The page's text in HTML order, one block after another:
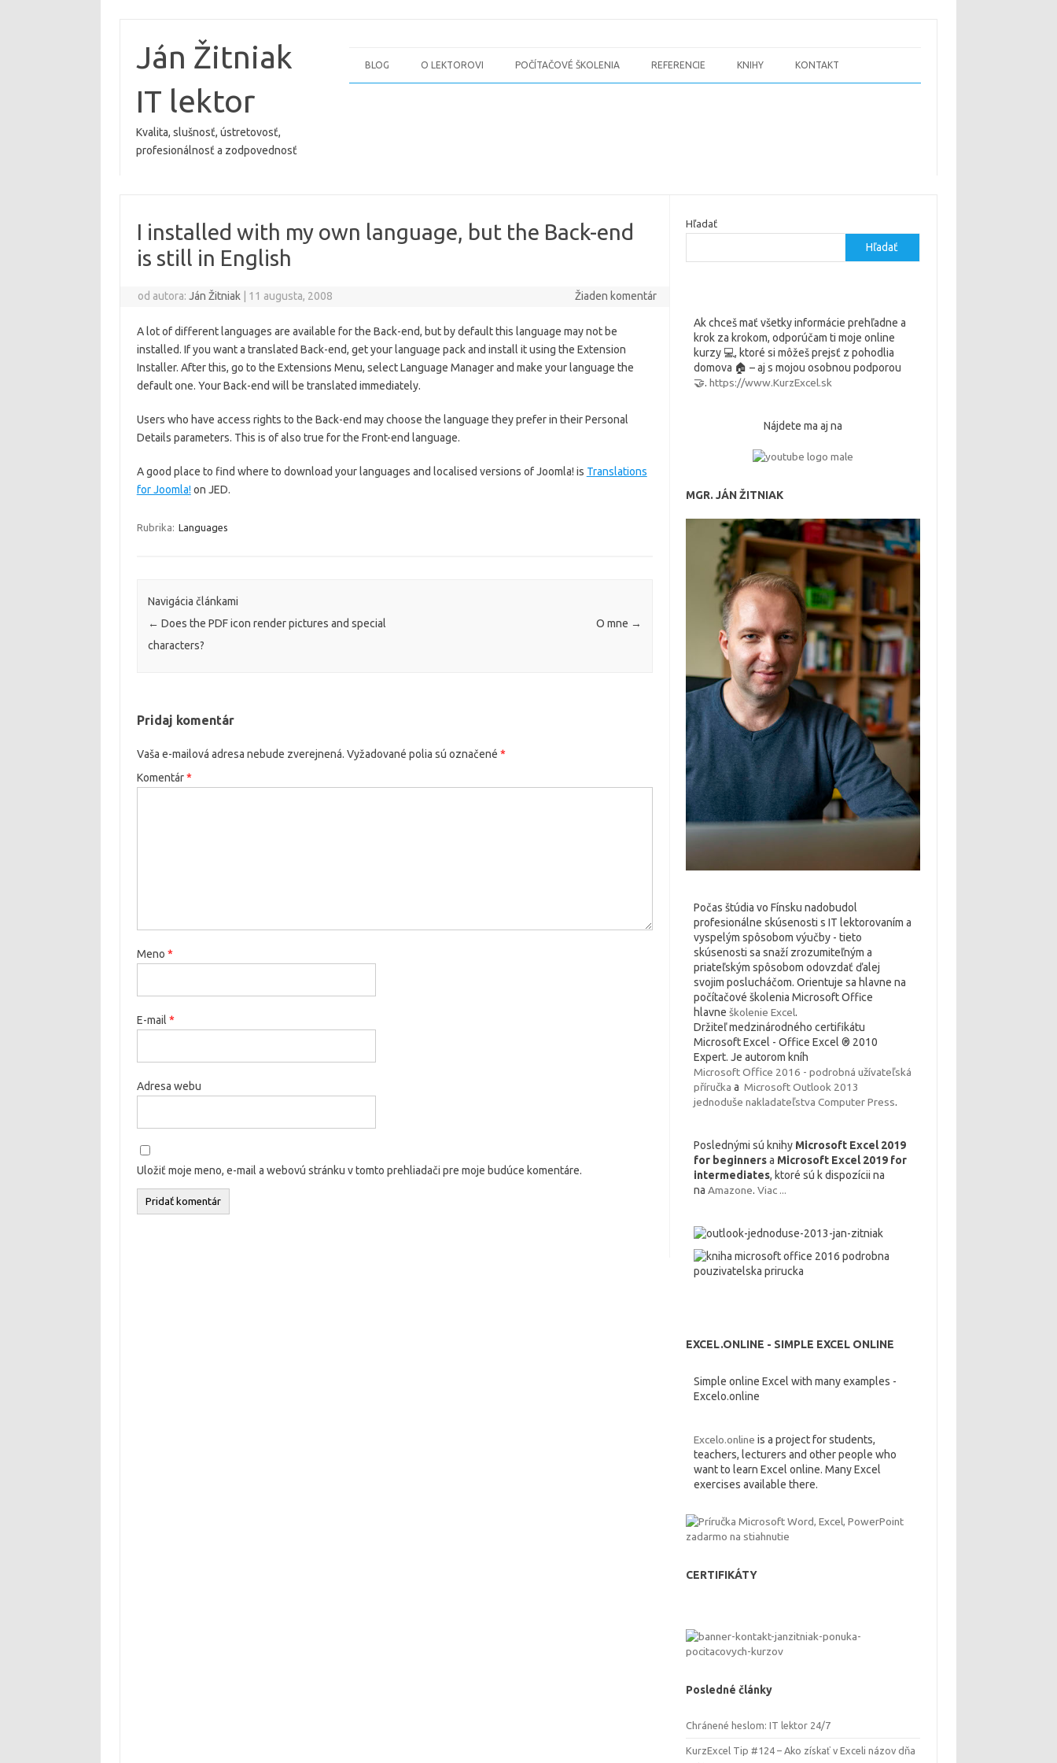
obsahJán Žitniak
IT lektor
Kvalita, slušnosť, ústretovosť,
profesionálnosť a zodpovednosť
BLOG O LEKTOROVI POČÍTAČOVÉ ŠKOLENIA REFERENCIE KNIHY KONTAKT
I installed with my own language, but the Back-end
is still in English
od autora:Ján Žitniak 11 augusta, 2008 Žiaden komentár
A lot of different languages are available for the Back-end, but by default this language may not be
installed. If you want a translated Back-end, get your language pack and install it using the Extension
Installer. After this, go to the Extensions Menu, select Language Manager and make your language the
default one. Your Back-end will be translated immediately.
Users who have access rights to the Back-end may choose the language they prefer in their Personal
Details parameters. This is of also true for the Front-end language.
A good place to find where to download your languages and localised versions of Joomla! is Translations
for Joomla! on JED.
Rubrika: Languages
Navigácia článkami
← Does the PDF icon render pictures and special
characters?
O mne →
Pridaj komentár
Vaša e-mailová adresa nebude zverejnená. Vyžadované polia sú označené *
Komentár*
Meno *
E-mail *
Adresa webu
Uložiť moje meno, e-mail a webovú stránku v tomto prehliadači pre moje budúce komentáre.
Hľadať
Hľadať
Ak chceš mať všetky informácie prehľadne a
krok za krokom, odporúčam ti moje online
kurzy 💻, ktoré si môžeš prejsť z pohodlia
domova 🏠 – aj s mojou osobnou podporou
🤝.https://www.KurzExcel.sk
Nájdete ma aj na
MGR. JÁN ŽITNIAK
Počas štúdia vo Fínsku nadobudol
profesionálne skúsenosti s IT lektorovaním a
vyspelým spôsobom výučby - tieto
skúsenosti sa snaží zrozumiteľným a
priateľským spôsobom odovzdať ďalej
svojim poslucháčom. Orientuje sa hlavne na
počítačové školenia Microsoft Office
hlavneškolenie Excel.
Držiteľ medzinárodného certifikátu
Microsoft Excel - Office Excel ® 2010
Expert. Je autorom kníh
Microsoft Office 2016 - podrobná užívateľská
příručka aMicrosoft Outlook 2013
jednoduše nakladateľstva Computer Press.
Poslednými sú knihy Microsoft Excel 2019
for beginnersa Microsoft Excel 2019 for
intermediates, ktoré sú k dispozícii na
naAmazone.Viac ...
EXCEL.ONLINE - SIMPLE EXCEL ONLINE
Simple online Excel with many examples -
Excelo.online
Excelo.online is a project for students,
teachers, lecturers and other people who
want to learn Excel online. Many Excel
exercises available there.
CERTIFIKÁTY
Posledné články
Chránené heslom: IT lektor 24/7
KurzExcel Tip #124 – Ako získať v Exceli názov dňa